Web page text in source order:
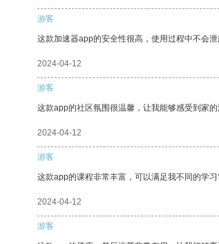
游客
这款加速器app的安全性很高，使用过程中不会泄
2024-04-12
游客
这款app的社区氛围很温馨，让我能够感受到家的
2024-04-12
游客
这款app的课程非常丰富，可以满足我不同的学
2024-04-12
游客